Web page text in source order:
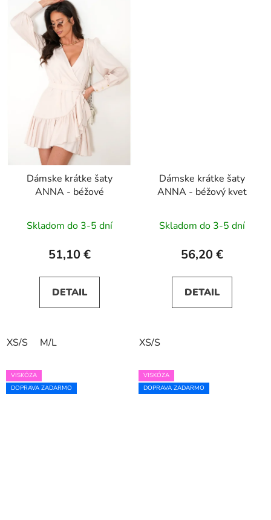
Dámske krátke šaty
ANNA - béžové
Skladom do 3-5 dní
51,10 €
DETAIL
XS/S M/L
Dámske krátke šaty
ANNA - béžový kvet
Skladom do 3-5 dní
56,20 €
DETAIL
XS/S
VISKÓZA
DOPRAVA ZADARMO
VISKÓZA
DOPRAVA ZADARMO